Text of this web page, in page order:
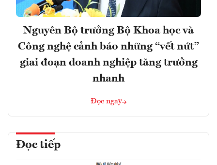
Nguyên Bộ trưởng Bộ Khoa học và
Công nghệ cảnh báo những “vết nứt”
giai đoạn doanh nghiệp tăng trưởng
nhanh
Đọc ngay
Đọc tiếp